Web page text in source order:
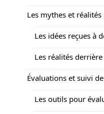
Les mythes et
Les idées reçues à
Les réalités
Évaluations et suivi
Les outils pour